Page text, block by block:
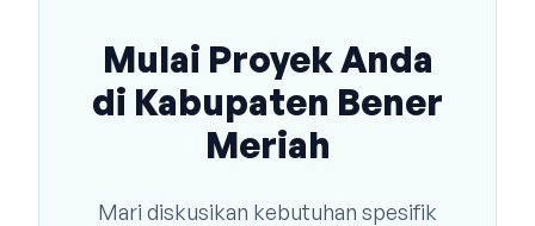
Mulai Proyek Anda
di Kabupaten Bener
Meriah
Mari diskusikan kebutuhan spesifik